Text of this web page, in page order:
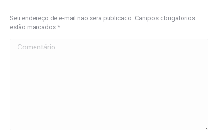
Seu endereço de e-mail não será publicado. Campos obrigatórios
estão marcados *
Comentário